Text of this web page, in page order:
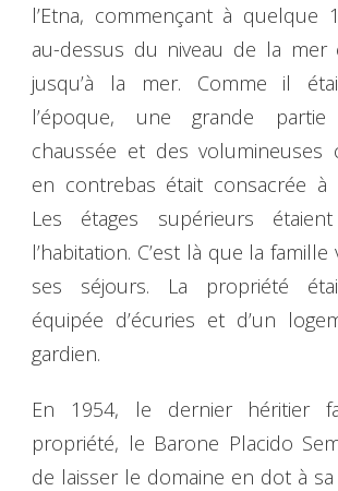
l’Etna, commençant à quelque
au-dessus du niveau de la mer
jusqu’à la mer. Comme il
l’époque, une grande
chaussée et des volumineuses
en contrebas était consacrée à
Les étages supérieurs
l’habitation. C’est là que la
ses séjours. La propriété
équipée d’écuries et d’un
gardien.
En 1954, le dernier héritier
propriété, le Barone Placido
de laisser le domaine en dot à